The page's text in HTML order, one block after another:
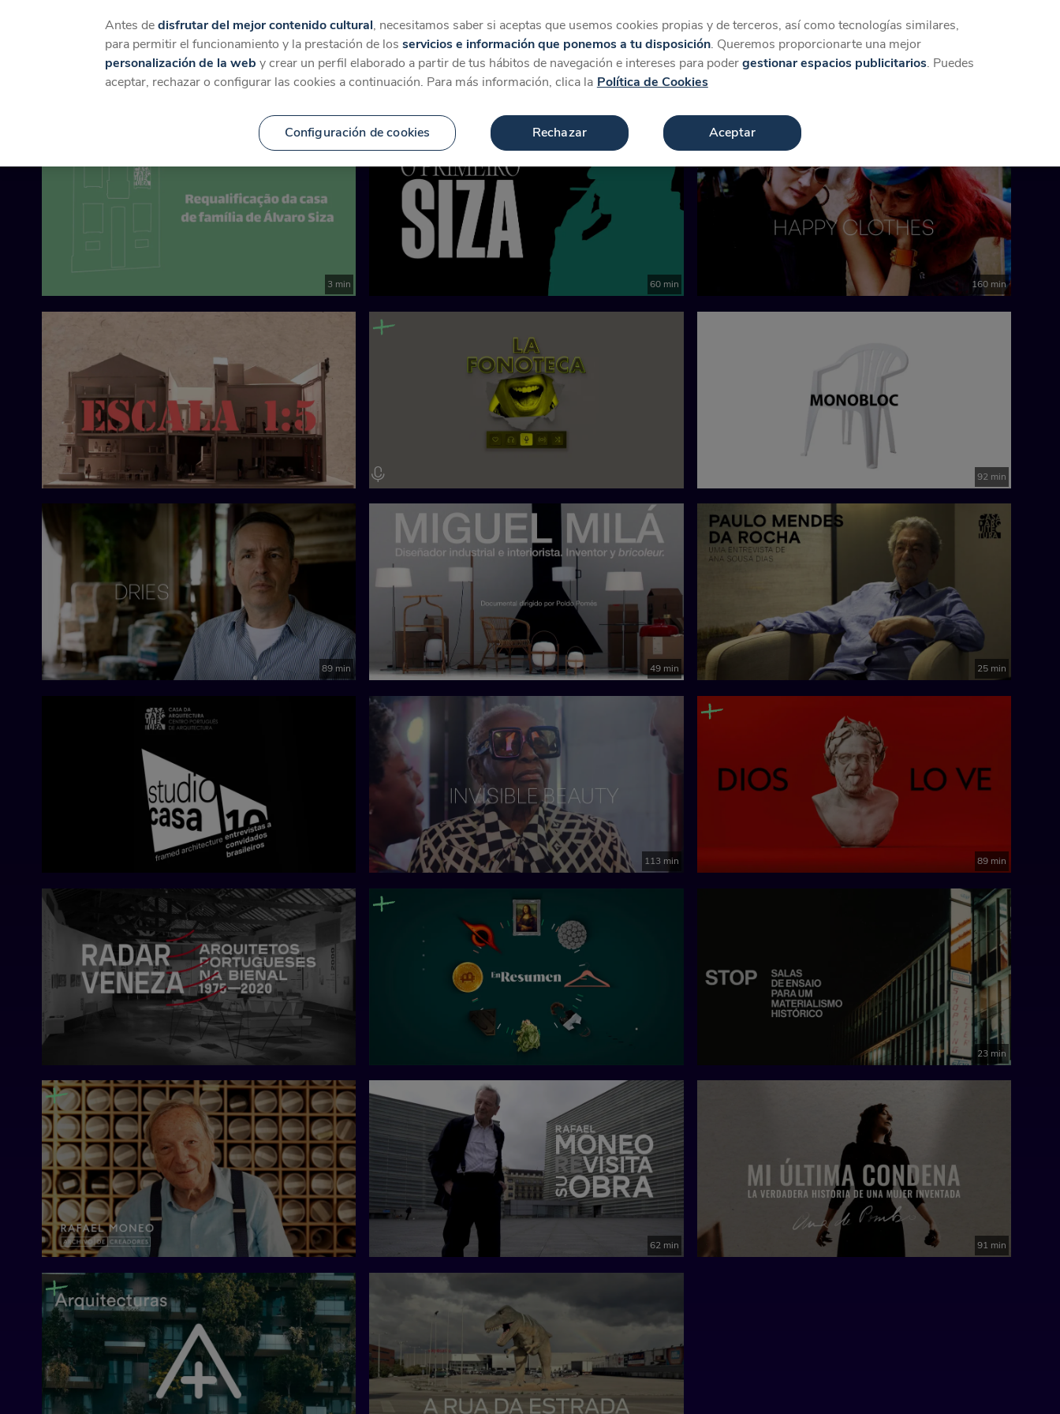
Catálogo Temáticas Categorías Favoritos Más Iniciar sesión Crear cuenta
Contenido relacionado para 'RCR Arquitectes'
3 min 60 min 160 min
92 min
89 min 49 min 25 min
113 min 89 min
23 min
62 min 91 min
Antes dedisfrutar del mejor contenido cultural, necesitamos saber si aceptas que usemos cookies propias y de terceros, así como tecnologías similares,
para permitir el funcionamiento y la prestación de los servicios e información que ponemos a tu disposición. Queremos proporcionarte una mejor
personalización de la web y crear un perfil elaborado a partir de tus hábitos de navegación e intereses para podergestionar espacios publicitarios. Puedes
aceptar, rechazar o configurar las cookies a continuación. Para más información, clica la Política de Cookies
Configuración de cookies Rechazar Aceptar